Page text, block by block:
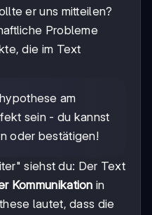
er uns mitteilen?
Probleme
die im Text
am
sein - du kannst
oder bestätigen!
siehst du: Der Text
Kommunikation in
lautet, dass die